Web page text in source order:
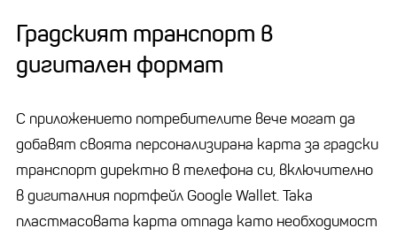
Градският транспорт в
дигитален формат
С приложението потребителите вече могат да
добавят своята персонализирана карта за градски
транспорт директно в телефона си, включително
в дигиталния портфейл Google Wallet. Така
пластмасовата карта отпада като необходимост